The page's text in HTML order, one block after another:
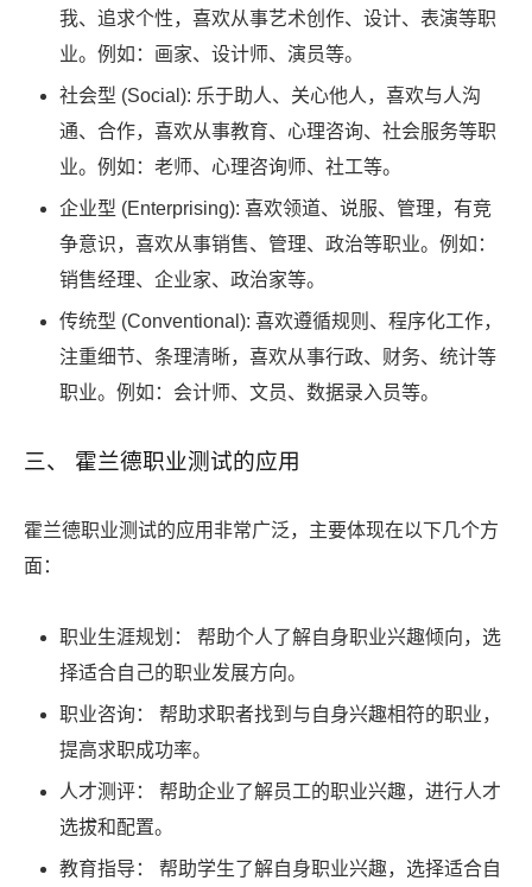
我、追求个性，喜欢从事艺术创作、设计、表演等职
业。例如：画家、设计师、演员等。
社会型 (Social): 乐于助人、关心他人，喜欢与人沟
通、合作，喜欢从事教育、心理咨询、社会服务等职
业。例如：老师、心理咨询师、社工等。
企业型 (Enterprising): 喜欢领道、说服、管理，有竞
争意识，喜欢从事销售、管理、政治等职业。例如：
销售经理、企业家、政治家等。
传统型 (Conventional): 喜欢遵循规则、程序化工作，
注重细节、条理清晰，喜欢从事行政、财务、统计等
职业。例如：会计师、文员、数据录入员等。
三、 霍兰德职业测试的应用
霍兰德职业测试的应用非常广泛，主要体现在以下几个方
面：
职业生涯规划： 帮助个人了解自身职业兴趣倾向，选
择适合自己的职业发展方向。
职业咨询： 帮助求职者找到与自身兴趣相符的职业，
提高求职成功率。
人才测评： 帮助企业了解员工的职业兴趣，进行人才
选拔和配置。
教育指导： 帮助学生了解自身职业兴趣，选择适合自